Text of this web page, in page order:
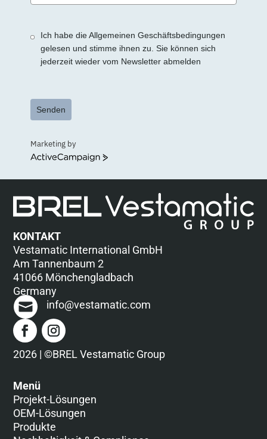
States
Ich habe die Allgemeinen Geschäftsbedingungen
gelesen und stimme ihnen zu. Sie können sich
jederzeit wieder vom Newsletter abmelden
Senden
Marketing by
ActiveCampaign
KONTAKT
Vestamatic International GmbH
Am Tannenbaum 2
41066 Mönchengladbach
Germany
info@vestamatic.com
2026 | ©BREL Vestamatic Group
Menü
Projekt-Lösungen
OEM-Lösungen
Produkte